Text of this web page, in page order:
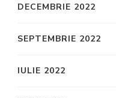
DECEMBRIE 2022
SEPTEMBRIE 2022
IULIE 2022